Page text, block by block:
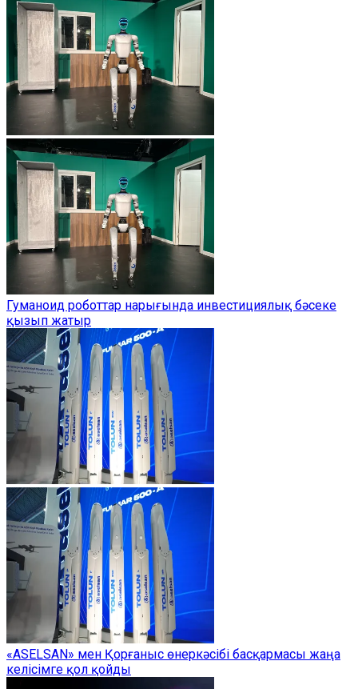
Гуманоид роботтар нарығында инвестициялық бәсеке
қызып жатыр
«ASELSAN» мен Қорғаныс өнеркәсібі басқармасы жаңа
келісімге қол қойды